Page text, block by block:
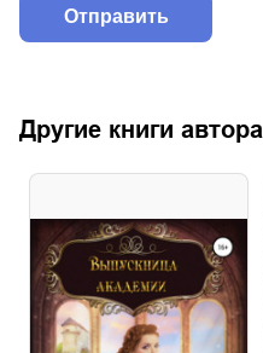
Другие книги автора